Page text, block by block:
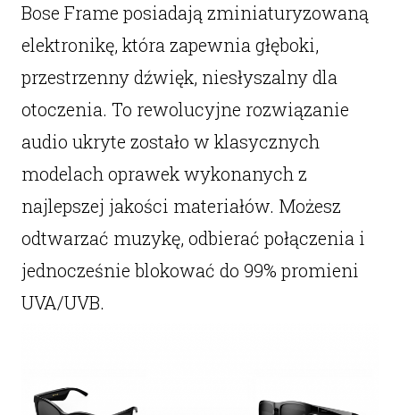
Bose Frame posiadają zminiaturyzowaną
elektronikę, która zapewnia głęboki,
przestrzenny dźwięk, niesłyszalny dla
otoczenia. To rewolucyjne rozwiązanie
audio ukryte zostało w klasycznych
modelach oprawek wykonanych z
najlepszej jakości materiałów. Możesz
odtwarzać muzykę, odbierać połączenia i
jednocześnie blokować do 99% promieni
UVA/UVB.